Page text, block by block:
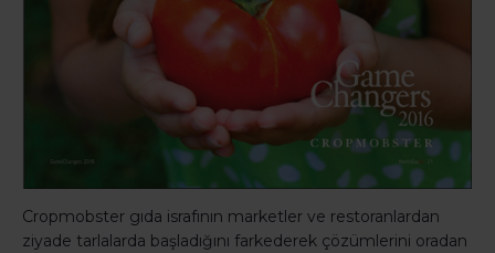
Cropmobster gıda israfının marketler ve restoranlardan
ziyade tarlalarda başladığını farkederek çözümlerini oradan